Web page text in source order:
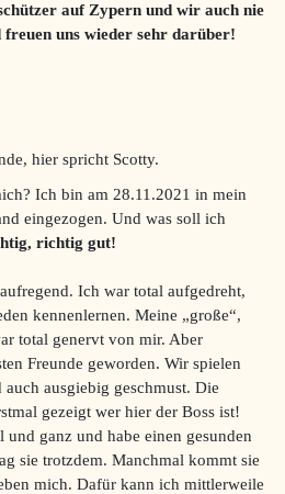
auf Zypern und wir auch nie
freuen uns wieder sehr darüber!
hier spricht Scotty.
Ich bin am 28.11.2021 in mein
eingezogen. Und was soll ich
richtig gut!
Ich war total aufgedreht,
kennenlernen. Meine „große“,
total genervt von mir. Aber
Freunde geworden. Wir spielen
ausgiebig geschmust. Die
gezeigt wer hier der Boss ist!
ganz und habe einen gesunden
sie trotzdem. Manchmal kommt sie
mich. Dafür kann ich mittlerweile